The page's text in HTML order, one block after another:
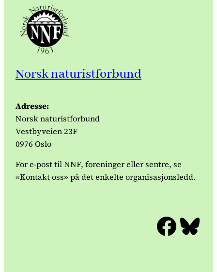
Norsk naturistforbund
Adresse:
Norsk naturistforbund
Vestbyveien 23F
0976 Oslo
For e-post til NNF, foreninger eller sentre, se
«Kontakt oss» på det enkelte organisasjonsledd.
Facebook Bluesky